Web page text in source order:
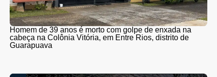
Homem de 39 anos é morto com golpe de enxada na
cabeça na Colônia Vitória, em Entre Rios, distrito de
Guarapuava